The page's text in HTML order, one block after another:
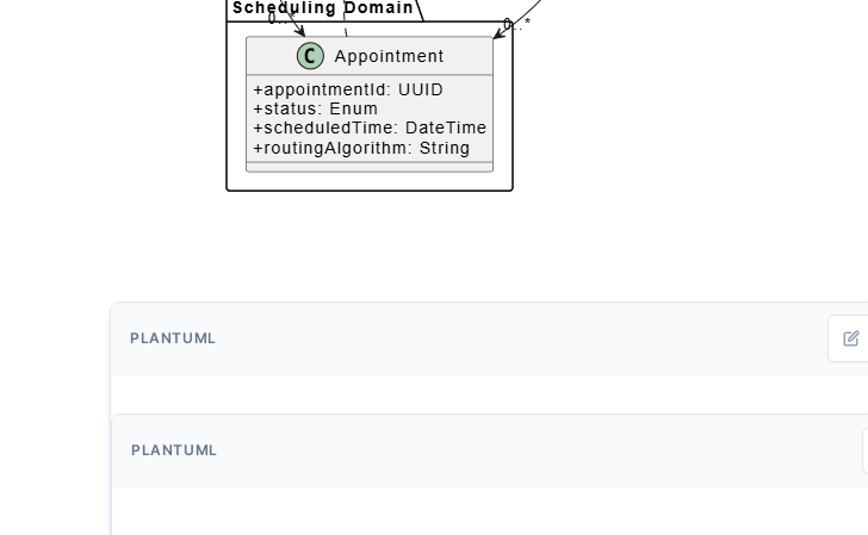
PLANTUML
PLANTUML